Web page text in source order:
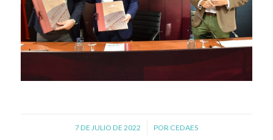
7 DE JULIO DE 2022
/ POR CEDAES